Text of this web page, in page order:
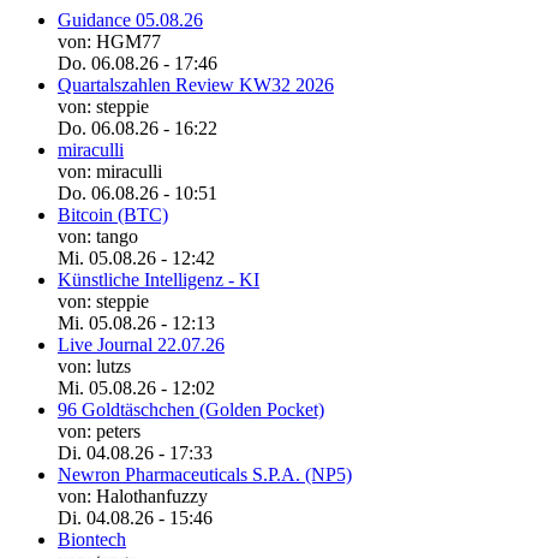
Guidance 05.08.26
von: HGM77
Do. 06.08.26 - 17:46
Quartalszahlen Review KW32 2026
von: steppie
Do. 06.08.26 - 16:22
miraculli
von: miraculli
Do. 06.08.26 - 10:51
Bitcoin (BTC)
von: tango
Mi. 05.08.26 - 12:42
Künstliche Intelligenz - KI
von: steppie
Mi. 05.08.26 - 12:13
Live Journal 22.07.26
von: lutzs
Mi. 05.08.26 - 12:02
96 Goldtäschchen (Golden Pocket)
von: peters
Di. 04.08.26 - 17:33
Newron Pharmaceuticals S.P.A. (NP5)
von: Halothanfuzzy
Di. 04.08.26 - 15:46
Biontech